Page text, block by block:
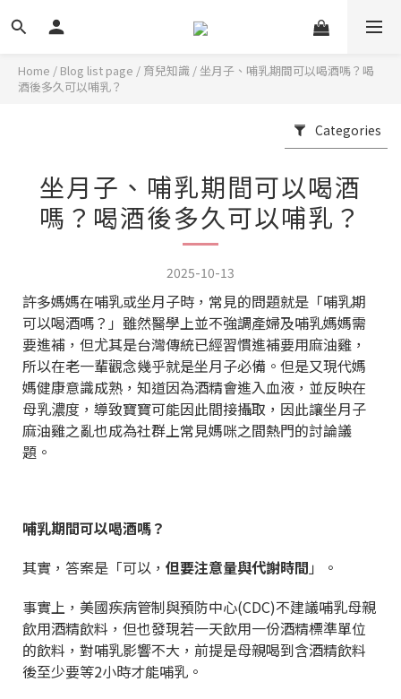
Home / Blog list page / 育兒知識 / 坐月子、哺乳期間可以喝酒嗎？喝
酒後多久可以哺乳？
Categories
坐月子、哺乳期間可以喝酒
嗎？喝酒後多久可以哺乳？
2025-10-13
許多媽媽在哺乳或坐月子時，常見的問題就是「哺乳期
可以喝酒嗎？」雖然醫學上並不強調產婦及哺乳媽媽需
要進補，但尤其是台灣傳統已經習慣進補要用麻油雞，
所以在老一輩觀念幾乎就是坐月子必備。但是又現代媽
媽健康意識成熟，知道因為酒精會進入血液，並反映在
母乳濃度，導致寶寶可能因此間接攝取，因此讓坐月子
麻油雞之亂也成為社群上常見媽咪之間熱門的討論議
題。
哺乳期間可以喝酒嗎？
其實，答案是「可以， 但要注意量與代謝時間 」。
事實上，美國疾病管制與預防中心(CDC)不建議哺乳母親
飲用酒精飲料，但也發現若一天飲用一份酒精標準單位
的飲料，對哺乳影響不大，前提是母親喝到含酒精飲料
後至少要等2小時才能哺乳。